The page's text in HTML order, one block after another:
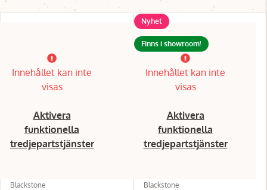
Innehållet kan inte
visas
Aktivera
funktionella
tredjepartstjänster
Blackstone
Innehållet kan inte
visas
Aktivera
funktionella
tredjepartstjänster
Blackstone
Nyhet
Finns i showroom!